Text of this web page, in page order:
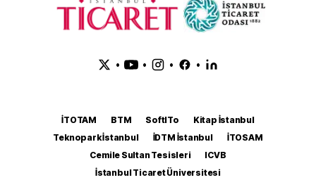
• • • •
İTOTAM BTM SoftITo
Kitap İstanbul
Teknopark İstanbul
İDTM İstanbul
İTOSAM
Cemile Sultan Tesisleri
ICVB
İstanbul Ticaret Üniversitesi